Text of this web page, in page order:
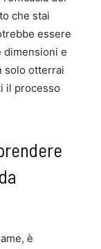
che stai
essere
dimensioni e
solo otterrai
il processo
è